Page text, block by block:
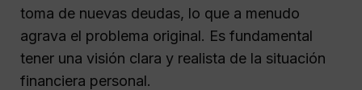
toma de nuevas deudas, lo que a menudo
agrava el problema original. Es fundamental
tener una visión clara y realista de la situación
financiera personal.